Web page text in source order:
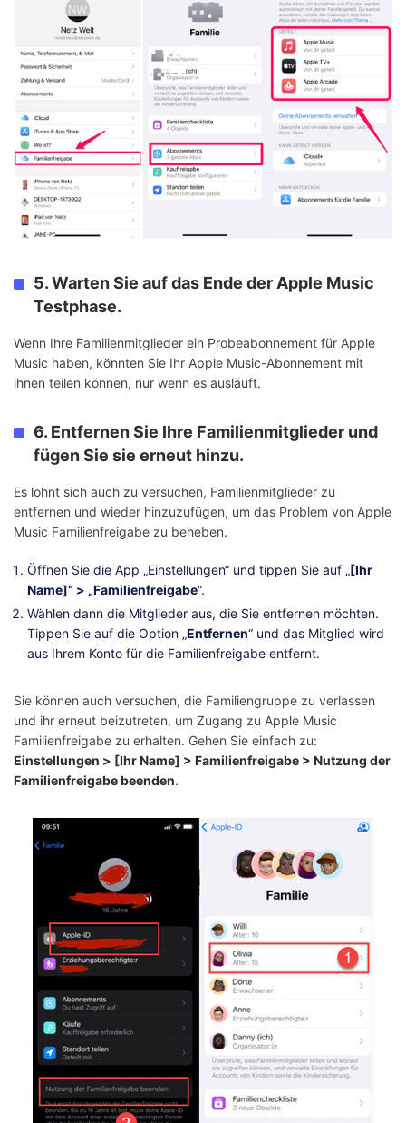
5. Warten Sie auf das Ende der Apple Music
Testphase.
Wenn Ihre Familienmitglieder ein Probeabonnement für Apple
Music haben, könnten Sie Ihr Apple Music-Abonnement mit
ihnen teilen können, nur wenn es ausläuft.
6. Entfernen Sie Ihre Familienmitglieder und
fügen Sie sie erneut hinzu.
Es lohnt sich auch zu versuchen, Familienmitglieder zu
entfernen und wieder hinzuzufügen, um das Problem von Apple
Music Familienfreigabe zu beheben.
Öffnen Sie die App „Einstellungen“ und tippen Sie auf „[Ihr
Name]“ > „Familienfreigabe“.
Wählen dann die Mitglieder aus, die Sie entfernen möchten.
Tippen Sie auf die Option „Entfernen“ und das Mitglied wird
aus Ihrem Konto für die Familienfreigabe entfernt.
Sie können auch versuchen, die Familiengruppe zu verlassen
und ihr erneut beizutreten, um Zugang zu Apple Music
Familienfreigabe zu erhalten. Gehen Sie einfach zu:
Einstellungen > [Ihr Name] > Familienfreigabe > Nutzung der
Familienfreigabe beenden.